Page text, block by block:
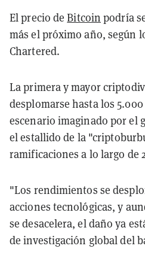
El precio deBitcoin podría
más el próximo año, según
Chartered.
La primera y mayor
desplomarse hasta los
escenario imaginado por el
el estallido de la
ramificaciones a lo largo de
"Los rendimientos se
acciones tecnológicas, y
se desacelera, el daño ya
de investigación global del